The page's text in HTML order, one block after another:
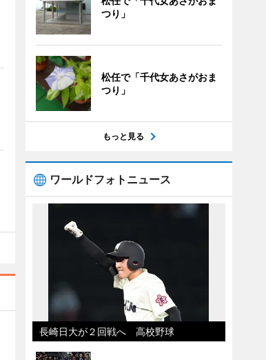
つり」
松任で「千代女あさがおま
つり」
もっと見る
ワールドフォトニュース
長崎日大が２回戦へ 高校野球